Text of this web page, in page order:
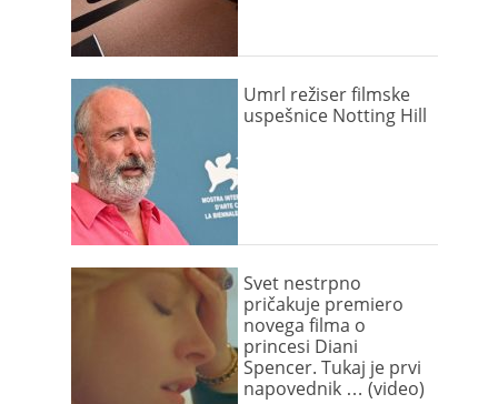
Umrl režiser filmske
uspešnice Notting Hill
Svet nestrpno
pričakuje premiero
novega filma o
princesi Diani
Spencer. Tukaj je prvi
napovednik … (video)